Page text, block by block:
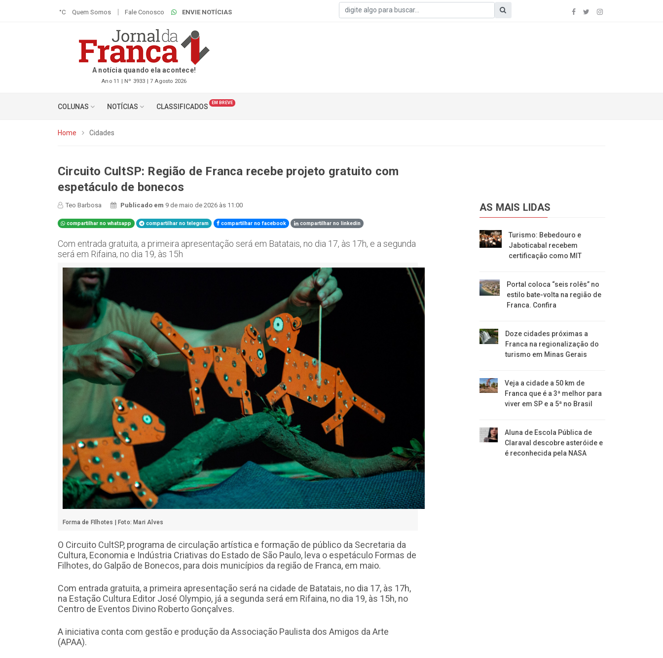
°C Quem Somos Fale Conosco ENVIE NOTÍCIAS
A notícia quando ela acontece!
Ano 11 | Nº 3933 | 7 Agosto 2026
COLUNAS NOTÍCIAS CLASSIFICADOS EM BREVE
Home Cidades
Circuito CultSP: Região de Franca recebe projeto gratuito com
espetáculo de bonecos
Teo Barbosa Publicado em 9 de maio de 2026 às 11:00
compartilhar no whatsapp compartilhar no telegram compartilhar no facebook compartilhar no linkedin
Com entrada gratuita, a primeira apresentação será em Batatais, no dia 17, às 17h, e a segunda
será em Rifaina, no dia 19, às 15h
Forma de FIlhotes | Foto: Mari Alves
O Circuito CultSP, programa de circulação artística e formação de público da Secretaria da
Cultura, Economia e Indústria Criativas do Estado de São Paulo, leva o espetáculo Formas de
Filhotes, do Galpão de Bonecos, para dois municípios da região de Franca, em maio.
Com entrada gratuita, a primeira apresentação será na cidade de Batatais, no dia 17, às 17h,
na Estação Cultura Editor José Olympio, já a segunda será em Rifaina, no dia 19, às 15h, no
Centro de Eventos Divino Roberto Gonçalves.
A iniciativa conta com gestão e produção da Associação Paulista dos Amigos da Arte
(APAA).
AS MAIS LIDAS
Turismo: Bebedouro e
Jaboticabal recebem
certificação como MIT
Portal coloca “seis rolês” no
estilo bate-volta na região de
Franca. Confira
​Doze cidades próximas a
Franca na regionalização do
turismo em Minas Gerais
Veja a cidade a 50 km de
Franca que é a 3ª melhor para
viver em SP e a 5ª no Brasil
Aluna de Escola Pública de
Claraval descobre asteróide e
é reconhecida pela NASA